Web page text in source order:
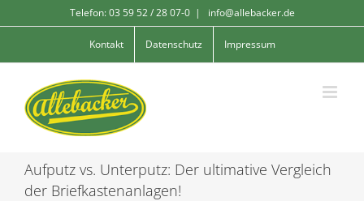
to
Telefon: 03 59 52 / 28 07-0 | info@allebacker.de
Kontakt Datenschutz Impressum
Aufputz vs. Unterputz: Der ultimative Vergleich
der Briefkastenanlagen!